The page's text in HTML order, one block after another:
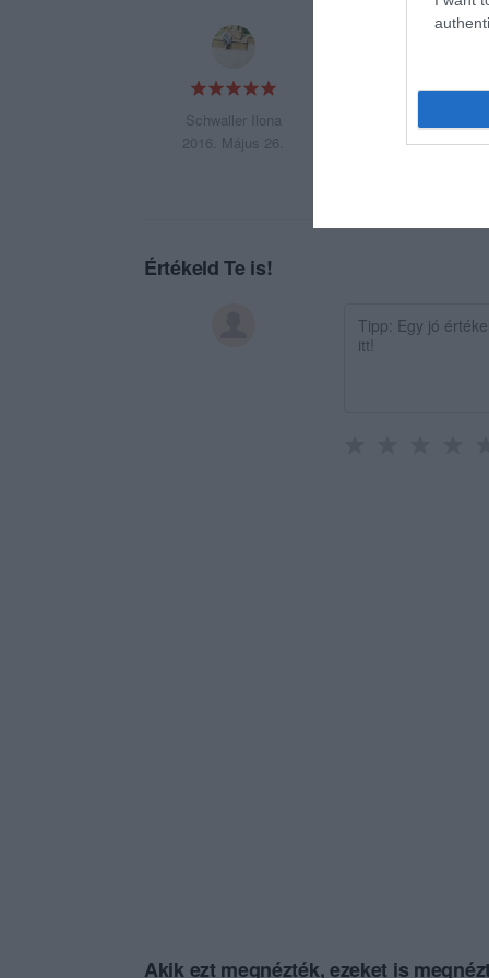
Schwaller Ilona
2016. Május 26.
Nagyon
lehetek.
További jó
Üdvözlettel:
Értékeld Te is!
Akik ezt megnézték, ezeket is